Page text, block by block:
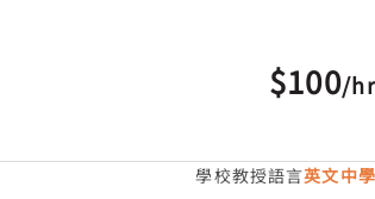
$100/hr
學校教授語言英文中學